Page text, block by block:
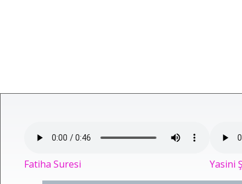
Fatiha Suresi Yasini